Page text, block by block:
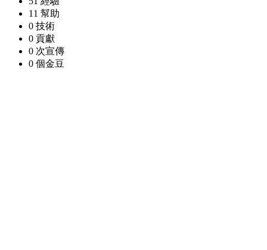
11 幫助
0 技術
0 貢獻
0 次宣傳
0 個金豆